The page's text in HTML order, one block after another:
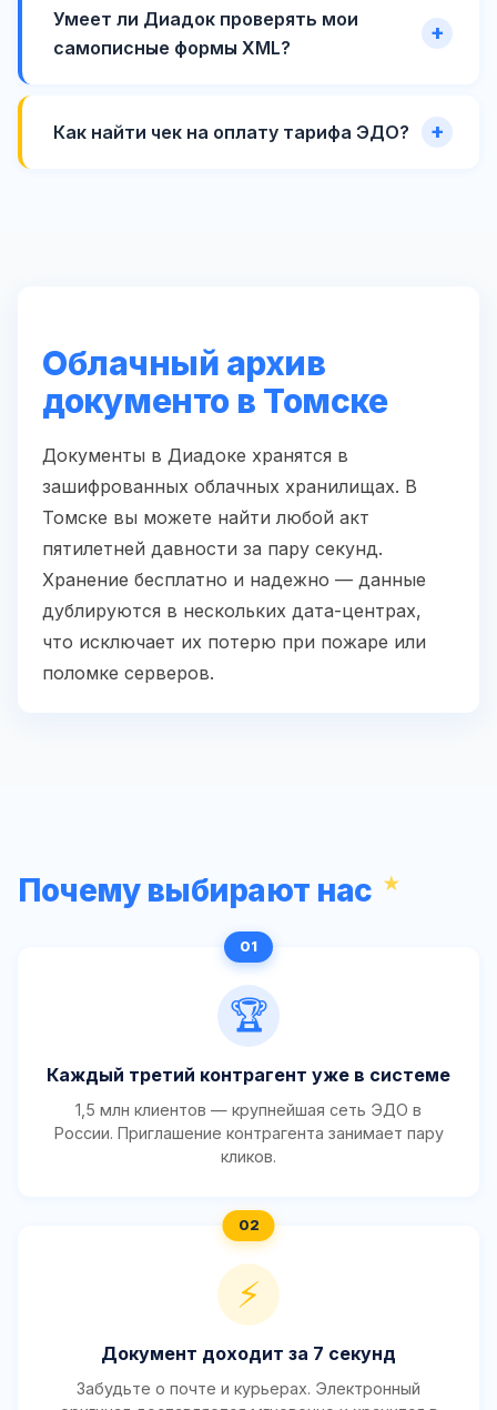
Умеет ли Диадок проверять мои
самописные формы XML?
Как найти чек на оплату тарифа ЭДО?
Облачный архив
документо в Томске
Документы в Диадоке хранятся в
зашифрованных облачных хранилищах. В
Томске вы можете найти любой акт
пятилетней давности за пару секунд.
Хранение бесплатно и надежно — данные
дублируются в нескольких дата-центрах,
что исключает их потерю при пожаре или
поломке серверов.
Почему выбирают нас
🏆
Каждый третий контрагент уже в системе
1,5 млн клиентов — крупнейшая сеть ЭДО в
России. Приглашение контрагента занимает пару
кликов.
⚡
Документ доходит за 7 секунд
Забудьте о почте и курьерах. Электронный